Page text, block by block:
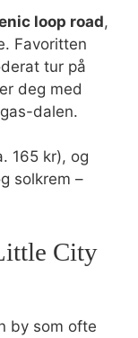
loop road,
Favoritten
tur på
deg med
dalen.
165 kr), og
solkrem –
City
by som ofte